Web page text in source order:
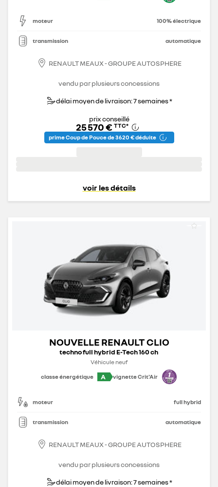
moteur 100% électrique
transmission automatique
RENAULT MEAUX - GROUPE AUTOSPHERE
vendu par plusieurs concessions
délai moyen de livraison: 7 semaines *
prix conseillé
25 570 € TTC*
prime Coup de Pouce de 3 620 € déduite
voir les détails
NOUVELLE RENAULT CLIO
techno full hybrid E-Tech 160 ch
Véhicule neuf
classe énergétique
A vignette Crit'Air
moteur full hybrid
transmission automatique
RENAULT MEAUX - GROUPE AUTOSPHERE
vendu par plusieurs concessions
délai moyen de livraison: 7 semaines *